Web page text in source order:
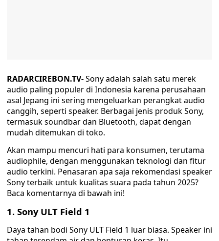
RADARCIREBON.TV-Sony adalah salah satu merek
audio paling populer di Indonesia karena perusahaan
asal Jepang ini sering mengeluarkan perangkat audio
canggih, seperti speaker. Berbagai jenis produk Sony,
termasuk soundbar dan Bluetooth, dapat dengan
mudah ditemukan di toko.
Akan mampu mencuri hati para konsumen, terutama
audiophile, dengan menggunakan teknologi dan fitur
audio terkini. Penasaran apa saja rekomendasi speaker
Sony terbaik untuk kualitas suara pada tahun 2025?
Baca komentarnya di bawah ini!
1. Sony ULT Field 1
Daya tahan bodi Sony ULT Field 1 luar biasa. Speaker ini